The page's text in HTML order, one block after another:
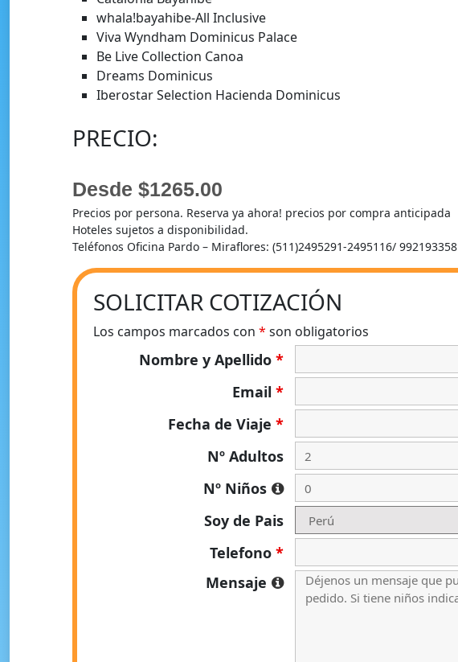
whala!bayahibe-All Inclusive
Viva Wyndham Dominicus Palace
Be Live Collection Canoa
Dreams Dominicus
Iberostar Selection Hacienda Dominicus
PRECIO:
Desde $1265.00
Precios por persona. Reserva ya ahora! precios por compra anticipada
Hoteles sujetos a disponibilidad.
Teléfonos Oficina Pardo – Miraflores: (511)2495291-2495116/ 992193358
SOLICITAR COTIZACIÓN
Los campos marcados con * son obligatorios
Nombre y Apellido*
Email*
Fecha de Viaje*
Nº Adultos
Nº Niños
Soy de Pais
Telefono*
Mensaje